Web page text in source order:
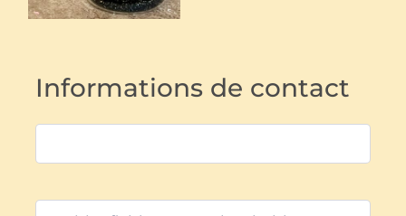
Informations de contact